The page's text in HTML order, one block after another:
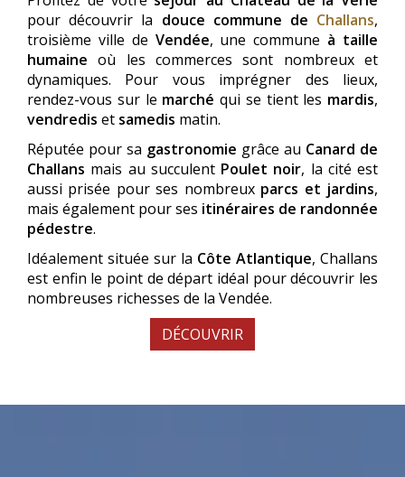
pour découvrir la douce commune de Challans,
troisième ville de Vendée, une commune à taille
humaine où les commerces sont nombreux et
dynamiques. Pour vous imprégner des lieux,
rendez-vous sur le marché qui se tient les mardis,
vendredis et samedis matin.
Réputée pour sa gastronomie grâce au Canard de
Challans mais au succulent Poulet noir, la cité est
aussi prisée pour ses nombreux parcs et jardins,
mais également pour ses itinéraires de randonnée
pédestre.
Idéalement située sur la Côte Atlantique, Challans
est enfin le point de départ idéal pour découvrir les
nombreuses richesses de la Vendée.
DÉCOUVRIR